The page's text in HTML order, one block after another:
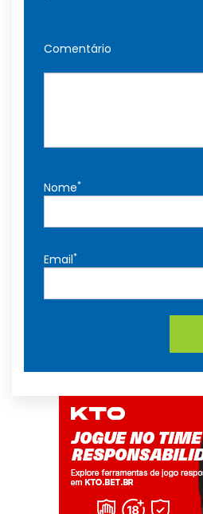
Comentário
Nome*
Email*